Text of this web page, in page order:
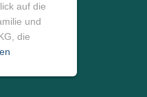
auf die
und
die